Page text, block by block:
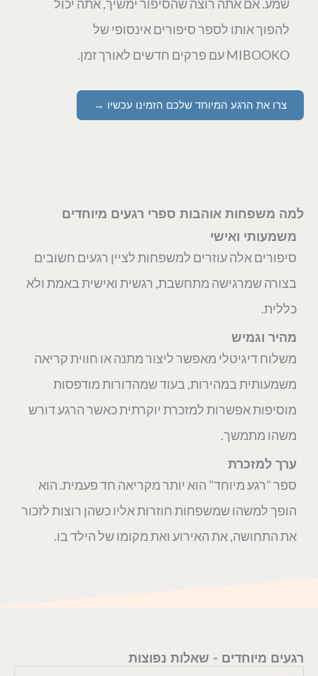
שמע. אם אתה רוצה שהסיפור ימשיך, אתה יכול
להפוך אותו לספר סיפורים אינסופי של
MIBOOKO עם פרקים חדשים לאורך זמן.
צרו את הרגע המיוחד שלכם הזמינו עכשיו →
למה משפחות אוהבות ספרי רגעים מיוחדים
משמעותי ואישי
סיפורים אלה עוזרים למשפחות לציין רגעים חשובים
בצורה שמרגישה מתחשבת, רגשית ואישית באמת ולא
כללית.
מהיר וגמיש
משלוח דיגיטלי מאפשר ליצור מתנה או חווית קריאה
משמעותית במהירות, בעוד שמהדורות מודפסות
מוסיפות אפשרות למזכרת יוקרתית כאשר הרגע דורש
משהו מתמשך.
ערך למזכרת
ספר "רגע מיוחד" הוא יותר מקריאה חד פעמית. הוא
הופך למשהו שמשפחות חוזרות אליו כשהן רוצות לזכור
את התחושה, את האירוע ואת מקומו של הילד בו.
רגעים מיוחדים - שאלות נפוצות